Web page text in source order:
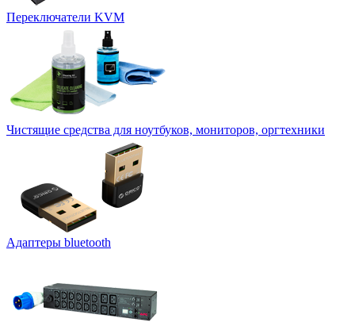
Переключатели KVM
Чистящие средства для ноутбуков, мониторов, оргтехники
Адаптеры bluetooth